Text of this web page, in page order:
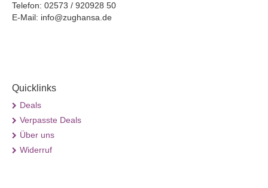
Telefon: 02573 / 920928 50
E-Mail: info@zughansa.de
Quicklinks
Deals
Verpasste Deals
Über uns
Widerruf